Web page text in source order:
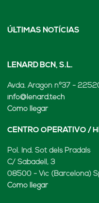
ÚLTIMAS NOTÍCIAS
LENARD BCN, S.L.
Avda. Aragón nº37 -
info@lenard.tech
Cómo llegar
CENTRO OPERATIVO /
Pol. Ind. Sot dels Pradals
C/ Sabadell, 3
08500 - Vic (Barcelona)
Cómo llegar